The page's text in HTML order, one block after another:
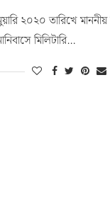
২০২০ তারিখে মাননীয়
মিলিটারি…